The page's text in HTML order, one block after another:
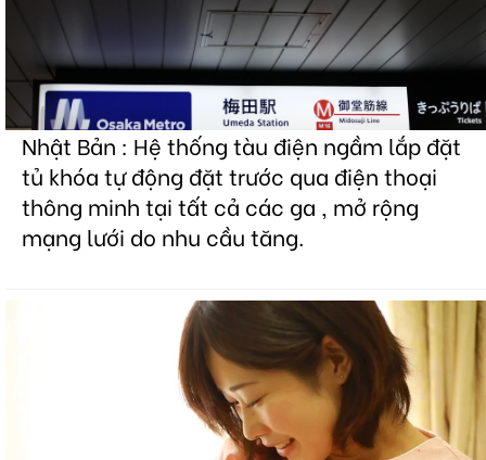
Nhật Bản : Hệ thống tàu điện ngầm lắp đặt
tủ khóa tự động đặt trước qua điện thoại
thông minh tại tất cả các ga , mở rộng
mạng lưới do nhu cầu tăng.